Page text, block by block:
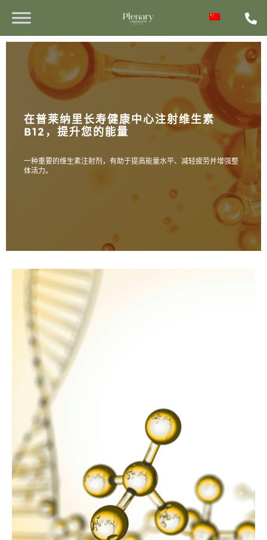
在普莱纳里长寿健康中心注射维生素
B12，提升您的能量
一种重要的维生素注射剂，有助于提高能量水平、减轻疲劳并增强整
体活力。